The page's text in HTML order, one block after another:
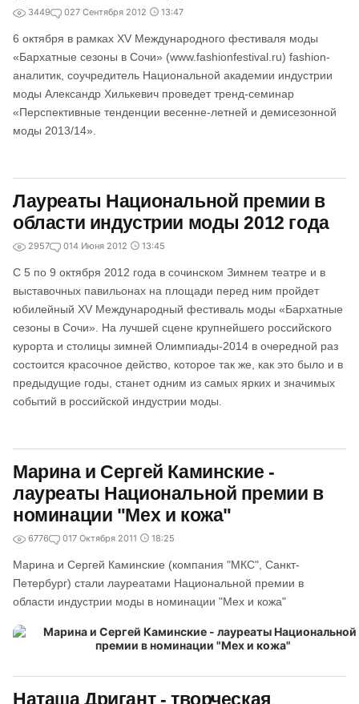
3449 027 Сентября 2012 13:47
6 октября в рамках XV Международного фестиваля моды
«Бархатные сезоны в Сочи» (www.fashionfestival.ru) fashion-
аналитик, соучредитель Национальной академии индустрии
моды Александр Хилькевич проведет тренд-семинар
«Перспективные тенденции весенне-летней и демисезонной
моды 2013/14».
Лауреаты Национальной премии в
области индустрии моды 2012 года
2957 014 Июня 2012 13:45
С 5 по 9 октября 2012 года в сочинском Зимнем театре и в
выставочных павильонах на площади перед ним пройдет
юбилейный XV Международный фестиваль моды «Бархатные
сезоны в Сочи». На лучшей сцене крупнейшего российского
курорта и столицы зимней Олимпиады-2014 в очередной раз
состоится красочное действо, которое так же, как это было и в
предыдущие годы, станет одним из самых ярких и значимых
событий в российской индустрии моды.
Марина и Сергей Каминские -
лауреаты Национальной премии в
номинации "Мех и кожа"
6776 017 Октября 2011 18:25
Марина и Сергей Каминские (компания "МКС", Санкт-
Петербург) стали лауреатами Национальной премии в
области индустрии моды в номинации "Мех и кожа"
Наташа Дригант - творческая